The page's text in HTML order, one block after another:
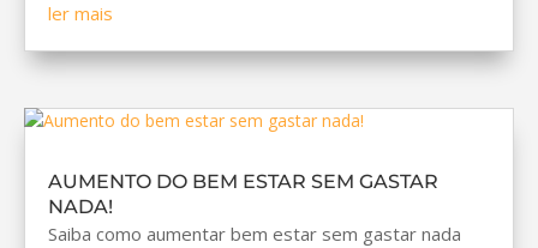
ler mais
AUMENTO DO BEM ESTAR SEM GASTAR
NADA!
Saiba como aumentar bem estar sem gastar nada